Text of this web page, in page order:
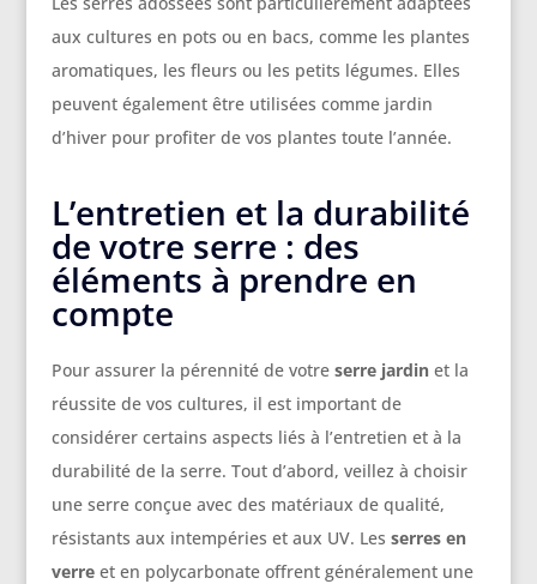
aux cultures en pots ou en bacs, comme les plantes
aromatiques, les fleurs ou les petits légumes. Elles
peuvent également être utilisées comme jardin
d’hiver pour profiter de vos plantes toute l’année.
L’entretien et la durabilité
de votre serre : des
éléments à prendre en
compte
Pour assurer la pérennité de votre serre jardinet la
réussite de vos cultures, il est important de
considérer certains aspects liés à l’entretien et à la
durabilité de la serre. Tout d’abord, veillez à choisir
une serre conçue avec des matériaux de qualité,
résistants aux intempéries et aux UV. Les serres en
verreet en polycarbonate offrent généralement une